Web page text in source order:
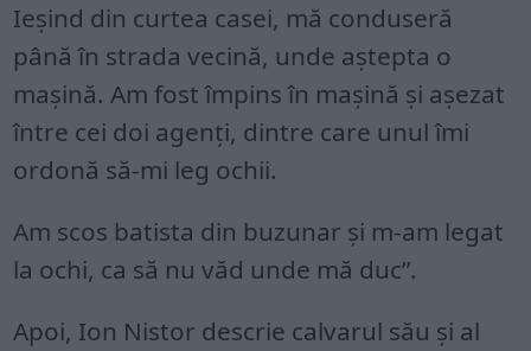
Ieșind din curtea casei, mă conduseră
până în strada vecină, unde aștepta o
mașină. Am fost împins în mașină și așezat
între cei doi agenți, dintre care unul îmi
ordonă să-mi leg ochii.
Am scos batista din buzunar și m-am legat
la ochi, ca să nu văd unde mă duc”.
Apoi, Ion Nistor descrie calvarul său și al